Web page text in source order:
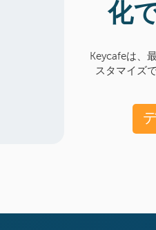
化
Keycafeは、
スタマイズ